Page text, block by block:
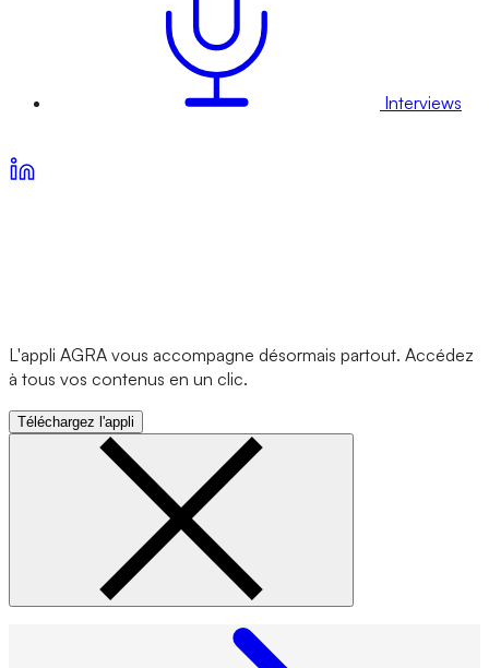
Interviews
L'appli AGRA vous accompagne désormais partout. Accédez
à tous vos contenus en un clic.
Téléchargez l'appli